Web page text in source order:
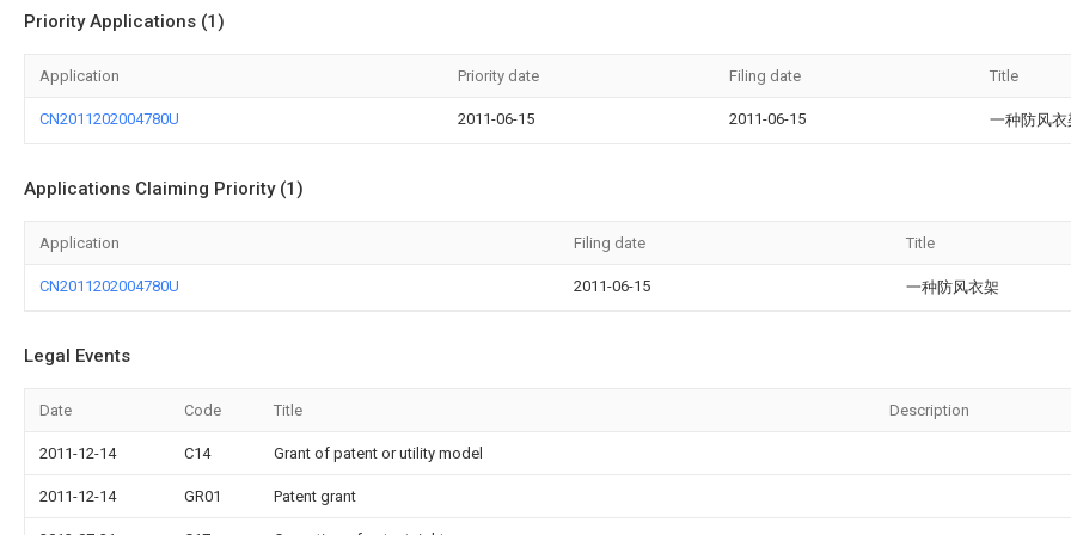
Priority Applications (1)
Application Priority date Filing date Title
CN2011202004780U 2011-06-15 2011-06-15 一种防风衣
Applications Claiming Priority (1)
Application Filing date Title
CN2011202004780U 2011-06-15 一种防风衣架
Legal Events
Date Code Title Description
2011-12-14 C14 Grant of patent or utility model
2011-12-14 GR01 Patent grant